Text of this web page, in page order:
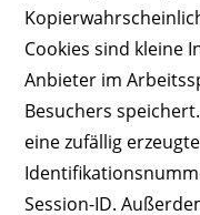
Cookies sind kleine
Anbieter im
Besuchers
eine zufällig
Session-ID.